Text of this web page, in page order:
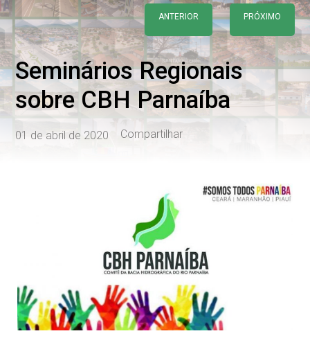
ANTERIOR PRÓXIMO
Seminários Regionais
sobre CBH Parnaíba
01 de abril de 2020 Compartilhar